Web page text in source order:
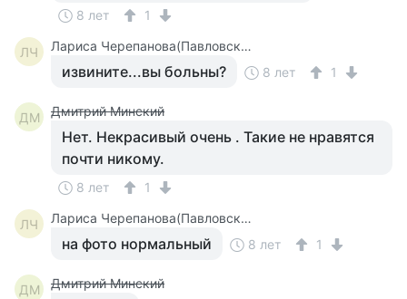
8 лет 1
ЛЧ Лариса Черепанова(Павловская)
извините...вы больны? 8 лет 1
ДМ Дмитрий Минский
Нет. Некрасивый очень . Такие не нравятся
почти никому.
8 лет 1
ЛЧ Лариса Черепанова(Павловская)
на фото нормальный 8 лет 1
ДМ Дмитрий Минский